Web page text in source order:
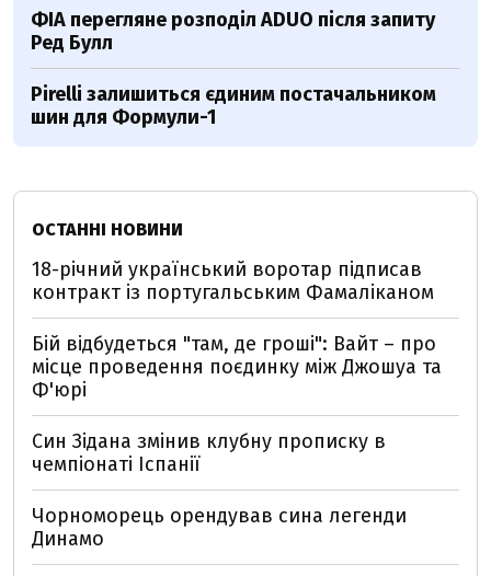
ФІА перегляне розподіл ADUO після запиту
Ред Булл
Pirelli залишиться єдиним постачальником
шин для Формули-1
ОСТАННІ НОВИНИ
18-річний український воротар підписав
контракт із португальським Фамаліканом
Бій відбудеться "там, де гроші": Вайт – про
місце проведення поєдинку між Джошуа та
Ф'юрі
Син Зідана змінив клубну прописку в
чемпіонаті Іспанії
Чорноморець орендував сина легенди
Динамо